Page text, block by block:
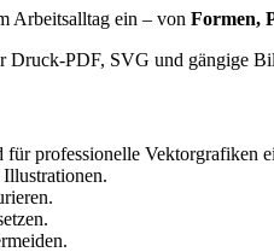
Arbeitsalltag ein – von Formen,
Druck-PDF, SVG und gängige
professionelle Vektorgrafiken